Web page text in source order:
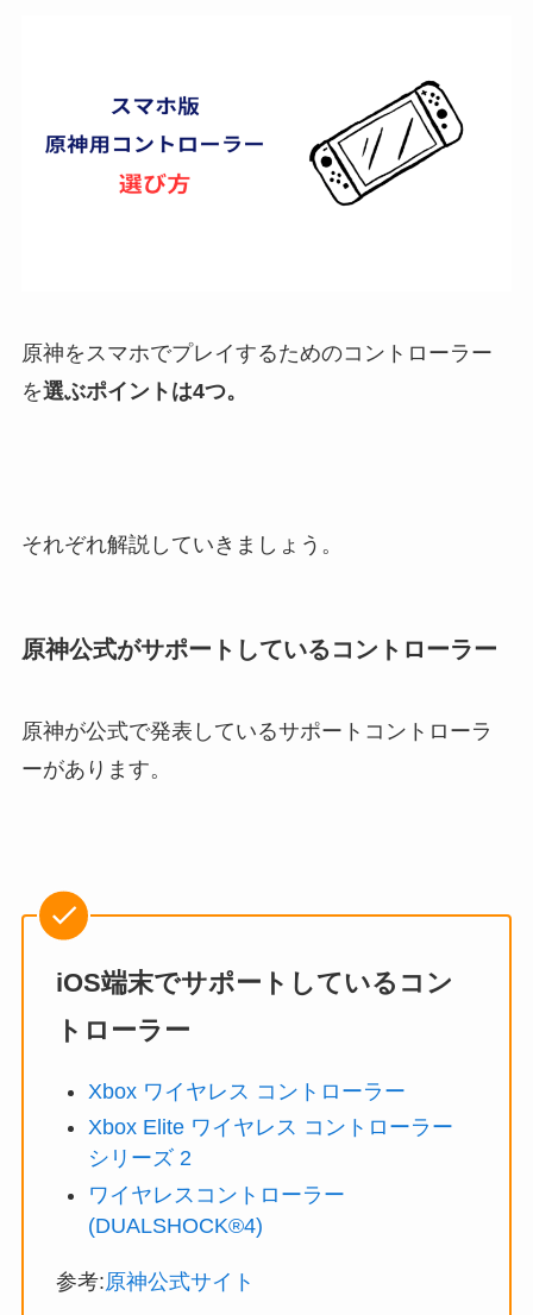
原神をスマホでプレイするためのコントローラー
を選ぶポイントは4つ。
それぞれ解説していきましょう。
原神公式がサポートしているコントローラー
原神が公式で発表しているサポートコントローラ
ーがあります。
iOS端末でサポートしているコン
トローラー
Xbox ワイヤレス コントローラー
Xbox Elite ワイヤレス コントローラー
シリーズ 2
ワイヤレスコントローラー
(DUALSHOCK®4)
参考:原神公式サイト